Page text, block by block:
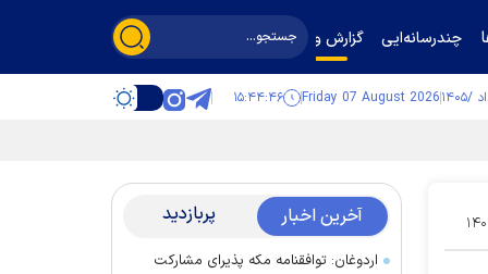
چندرسانه‌ایی گزارش و گفت‌وگو
Friday 07 August 2026 ۱۵:۴۴:۴۷
۱۴ آخرین اخبار پربازدید
اردوغان: توافقنامه مکه پذیرای مشارکت